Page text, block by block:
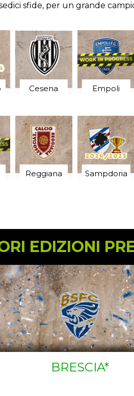
sfide, per un grande
Cesena Empoli
Reggiana Sampdoria
EDIZIONI
BRESCIA*